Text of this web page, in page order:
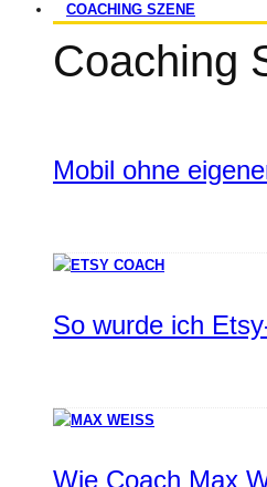
COACHING SZENE
Coaching
Mobil ohne
So wurde ich
Wie Coach Max